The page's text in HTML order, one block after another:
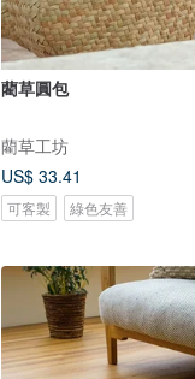
藺草圓包
藺草工坊
US$ 33.41
可客製 綠色友善